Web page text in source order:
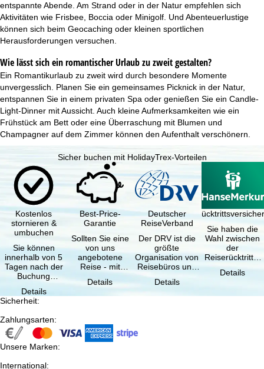
entspannte Abende. Am Strand oder in der Natur empfehlen sich
Aktivitäten wie Frisbee, Boccia oder Minigolf. Und Abenteuerlustige
können sich beim Geocaching oder kleinen sportlichen
Herausforderungen versuchen.
Wie lässt sich ein romantischer Urlaub zu zweit gestalten?
Ein Romantikurlaub zu zweit wird durch besondere Momente
unvergesslich. Planen Sie ein gemeinsames Picknick in der Natur,
entspannen Sie in einem privaten Spa oder genießen Sie ein Candle-
Light-Dinner mit Aussicht. Auch kleine Aufmerksamkeiten wie ein
Frühstück am Bett oder eine Überraschung mit Blumen und
Champagner auf dem Zimmer können den Aufenthalt verschönern.
Sicher buchen mit HolidayTrex-Vorteilen
Kostenlos
stornieren &
umbuchen
Sie können
innerhalb von 5
Tagen nach der
Buchung
zurücktreten, …
Details
Best-Price-
Garantie
Sollten Sie eine
von uns
angebotene
Reise - mit
Verfügbarkeit
und …
Details
Deutscher
ReiseVerband
Der DRV ist die
größte
Organisation von
Reisebüros und
Reiseveranstaltern
in …
Details
Sie haben die
Wahl zwischen
der
Reiserücktritts-
Versicherung
(inklusive …
Details
Sicherheit:
Zahlungsarten:
Unsere Marken:
International: